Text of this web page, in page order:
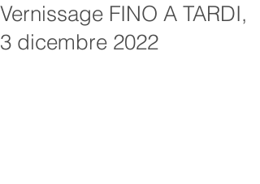
Vernissage FINO A TARDI,
3 dicembre 2022